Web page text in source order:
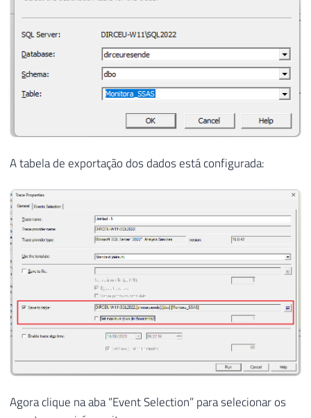
A tabela de exportação dos dados está configurada:
Agora clique na aba “Event Selection” para selecionar os